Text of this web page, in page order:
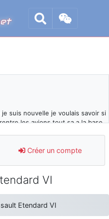
suis nouvelle je voulais savoir si
les avions tout sa a la base
blocages du site ces derniers
le spam et les bots trop nocifs
lesquels ? je ne suis pas sûr de
Créer un compte
VI
Etendard VI